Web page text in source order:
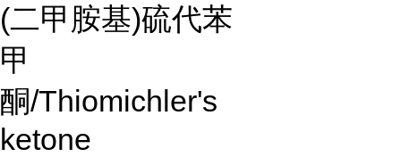
(二甲胺基)硫代苯
甲
酮/Thiomichler's
ketone